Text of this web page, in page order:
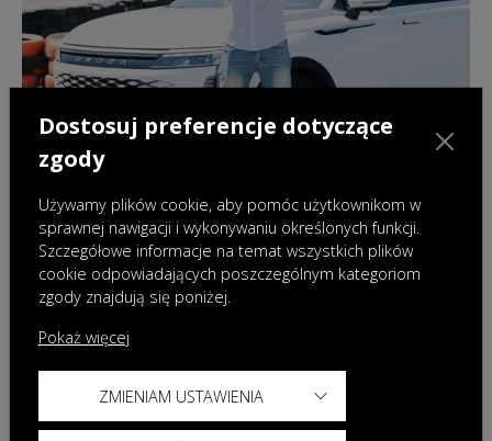
24.06.2025|Wydarzenia
Jazdy testowe OMODA 9 Super Hybrid – na
Dostosuj preferencje dotyczące
zgody
Używamy plików cookie, aby pomóc użytkownikom w
sprawnej nawigacji i wykonywaniu określonych funkcji.
Szczegółowe informacje na temat wszystkich plików
cookie odpowiadających poszczególnym kategoriom
zgody znajdują się poniżej.
Pokaż więcej
ZMIENIAM USTAWIENIA